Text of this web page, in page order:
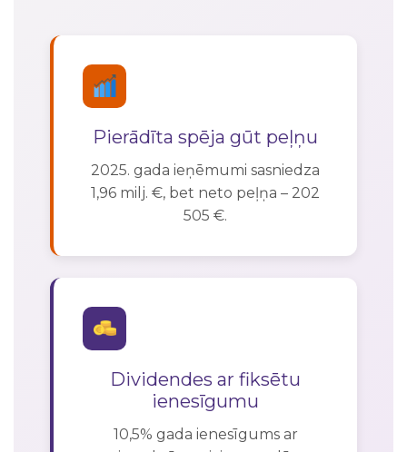
Pierādīta spēja gūt peļņu
2025. gada ieņēmumi sasniedza
1,96 milj. €, bet neto peļņa – 202
505 €.
Dividendes ar fiksētu
ienesīgumu
10,5% gada ienesīgums ar